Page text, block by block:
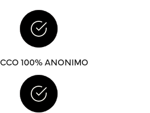
100% ANONIMO